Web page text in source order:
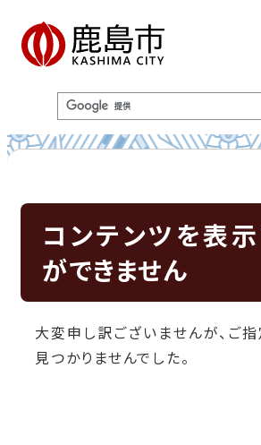
コンテンツを表示
ができません
大変申し訳ございませんが、ご
見つかりませんでした。